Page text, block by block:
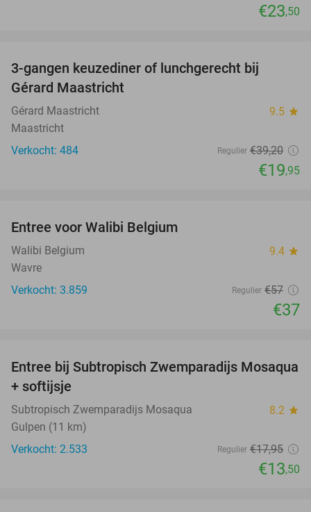
€23,50
3-gangen keuzediner of lunchgerecht bij
Gérard Maastricht
Gérard Maastricht 9.5 star
Maastricht
Verkocht: 484
Regulier €39,20
€19,95
Entree voor Walibi Belgium
Walibi Belgium 9.4 star
Wavre
Verkocht: 3.859
Regulier €57
€37
25%
Entree bij Subtropisch Zwemparadijs Mosaqua
+ softijsje
Subtropisch Zwemparadijs Mosaqua 8.2 star
Gulpen (11 km)
Verkocht: 2.533
Regulier €17,95
€13,50